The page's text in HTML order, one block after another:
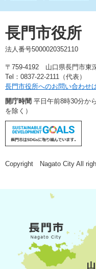
長門市役所
法人番号5000020352110
〒759-4192 山口県長門市東
Tel：0837-22-2111（代表）
長門市役所へのお問い合わせ
開庁時間 平日午前8時30分か
を除く）
Copyright Nagato City All